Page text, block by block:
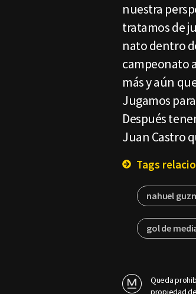
nuestra
tratamos de
nato dentro
campeonato
más y aún
Jugamos
Después
Juan Castro
Tags
nahuel
gol de
Queda
propiedad